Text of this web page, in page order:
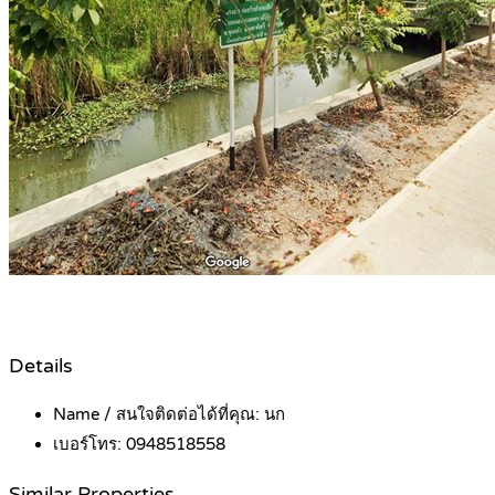
Details
Name / สนใจติดต่อได้ที่คุณ: นก
เบอร์โทร: 0948518558